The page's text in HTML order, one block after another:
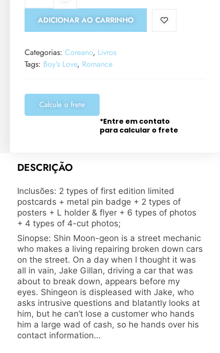
ADICIONAR AO CARRINHO
Categorias: Coreano, Livros
Tags: Boy's Love, Romance
Calcule o frete
*Entre em contato
para calcular o frete
DESCRIÇÃO
Inclusões: 2 types of first edition limited
postcards + metal pin badge + 2 types of
posters + L holder & flyer + 6 types of photos
+ 4 types of 4-cut photos;
Sinopse: Shin Moon-geon is a street mechanic
who makes a living repairing broken down cars
on the street. On a day when I thought it was
all in vain, Jake Gillan, driving a car that was
about to break down, appears before my
eyes. Shingeon is displeased with Jake, who
asks intrusive questions and blatantly looks at
him, but he can’t lose a customer who hands
him a large wad of cash, so he hands over his
contact information…